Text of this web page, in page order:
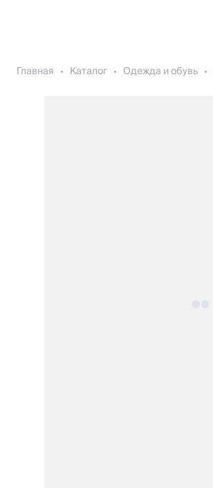
Главная Каталог Одежда и обувь